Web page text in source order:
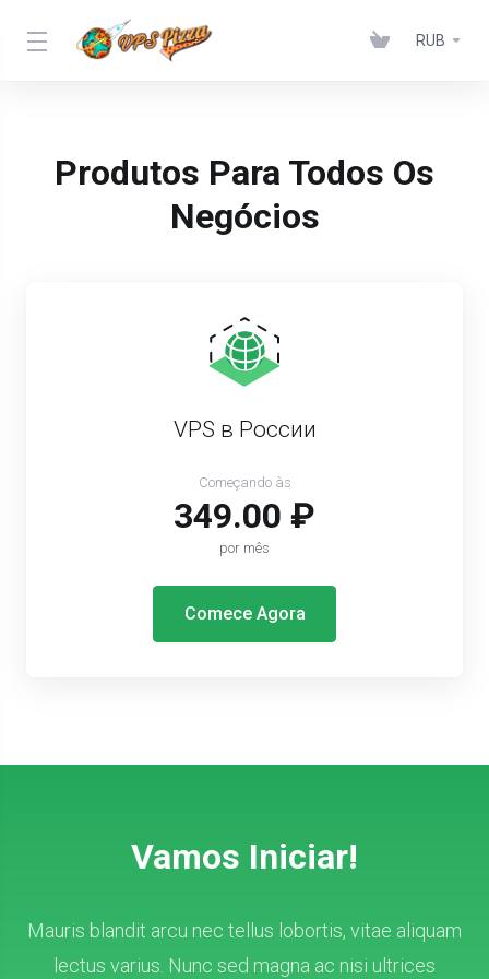
RUB
Produtos Para Todos Os
Negócios
VPS в России
Começando às
349.00 ₽
por mês
Comece Agora
Vamos Iniciar!
Mauris blandit arcu nec tellus lobortis, vitae aliquam
lectus varius. Nunc sed magna ac nisi ultrices